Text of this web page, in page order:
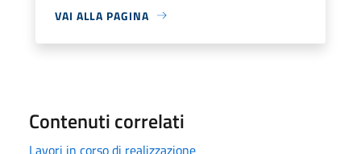
VAI ALLA PAGINA
Contenuti correlati
Lavori in corso di realizzazione